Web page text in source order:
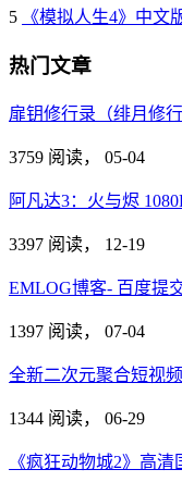
5
《模拟人生4》中文
热门文章
扉钥修行录（绯月修
3759 阅读， 05-04
阿凡达3：火与烬
3397 阅读， 12-19
EMLOG博客- 百度提
1397 阅读， 07-04
全新二次元聚合短视
1344 阅读， 06-29
《疯狂动物城2》高